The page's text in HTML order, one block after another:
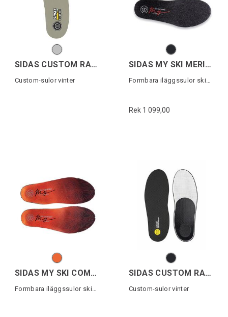
SIDAS CUSTOM RACE 1
Custom-sulor vinter
SIDAS MY SKI MERINO
Formbara iläggssulor skidåkning
Rek 1 099,00
SIDAS MY SKI COMFORT
Formbara iläggssulor skidåkning
SIDAS CUSTOM RACE CARB.TOURING
Custom-sulor vinter